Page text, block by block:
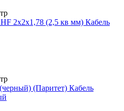
2х2х1,78 (2,5 кв мм) Кабель
(Паритет) Кабель